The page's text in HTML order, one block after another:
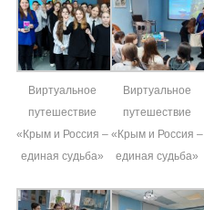
Виртуальное
путешествие
«Крым и Россия –
единая судьба»
Виртуальное
путешествие
«Крым и Россия –
единая судьба»